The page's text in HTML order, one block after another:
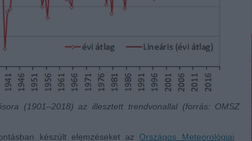
(1901–2018) az illesztett trendvonallal (forrás: OMSZ
készült elemzéseket az Országos Meteorológiai